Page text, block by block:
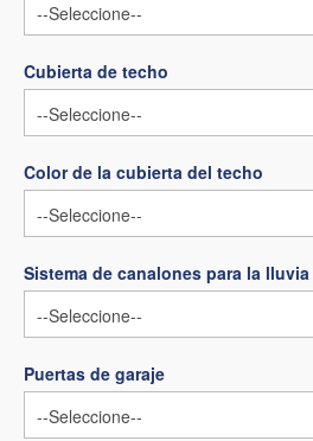
Cubierta de techo
Color de la cubierta del techo
Sistema de canalones para la lluvia
Puertas de garaje